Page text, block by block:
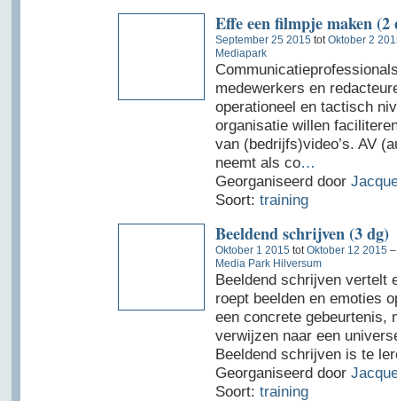
Effe een filmpje maken (2
September 25 2015 totOktober 2
Mediapark
medewerkers en
operationeel en tactisch
organisatie willen
van (bedrijfs)video’s. AV
neemt als co…
Georganiseerd door
Soort: training
Beeldend schrijven (3 dg)
Oktober 1 2015 tot Oktober 12 2015
Media Park Hilversum
Beeldend schrijven vertelt
roept beelden en emoties
een concrete gebeurtenis,
verwijzen naar een
Beeldend schrijven is te
Georganiseerd door
Soort: training